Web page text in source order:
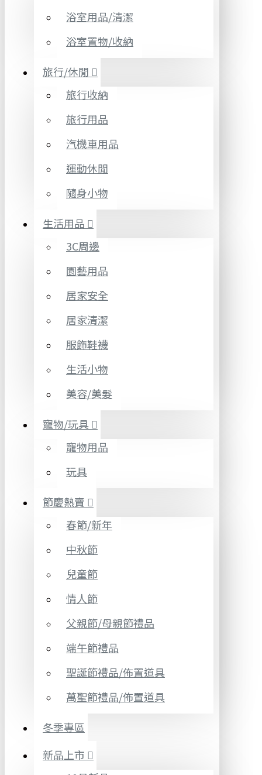
浴室用品/清潔
浴室置物/收納
旅行/休閒
旅行收納
旅行用品
汽機車用品
運動休閒
隨身小物
生活用品
3C周邊
園藝用品
居家安全
居家清潔
服飾鞋襪
生活小物
美容/美髮
寵物/玩具
寵物用品
玩具
節慶熱賣
春節/新年
中秋節
兒童節
情人節
父親節/母親節禮品
端午節禮品
聖誕節禮品/佈置道具
萬聖節禮品/佈置道具
冬季專區
新品上市